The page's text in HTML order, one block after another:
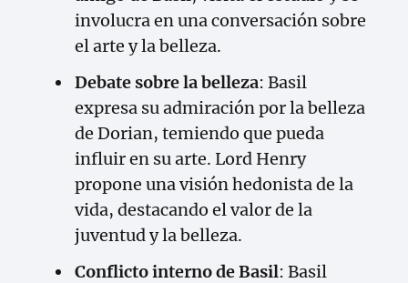
involucra en una conversación sobre
el arte y la belleza.
Debate sobre la belleza: Basil
expresa su admiración por la belleza
de Dorian, temiendo que pueda
influir en su arte. Lord Henry
propone una visión hedonista de la
vida, destacando el valor de la
juventud y la belleza.
Conflicto interno de Basil: Basil